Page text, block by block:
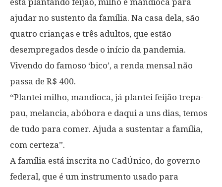
está plantando feijão, milho e mandioca para
ajudar no sustento da família. Na casa dela, são
quatro crianças e três adultos, que estão
desempregados desde o início da pandemia.
Vivendo do famoso ‘bico’, a renda mensal não
passa de R$ 400.
“Plantei milho, mandioca, já plantei feijão trepa-
pau, melancia, abóbora e daqui a uns dias, temos
de tudo para comer. Ajuda a sustentar a família,
com certeza”.
A família está inscrita no CadÚnico, do governo
federal, que é um instrumento usado para